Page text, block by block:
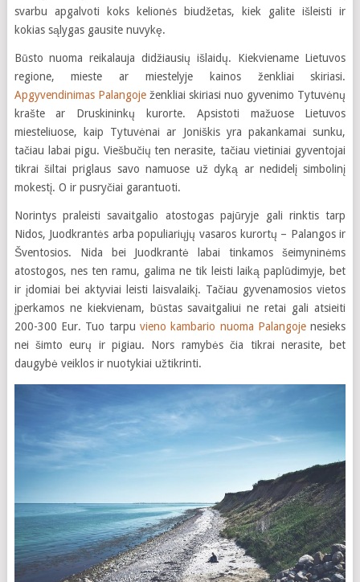
svarbu apgalvoti koks kelionės biudžetas, kiek galite išleisti ir
kokias sąlygas gausite nuvykę.
Būsto nuoma reikalauja didžiausių išlaidų. Kiekviename Lietuvos
regione, mieste ar miestelyje kainos ženkliai skiriasi.
Apgyvendinimas Palangoježenkliai skiriasi nuo gyvenimo Tytuvėnų
krašte ar Druskininkų kurorte. Apsistoti mažuose Lietuvos
miesteliuose, kaip Tytuvėnai ar Joniškis yra pakankamai sunku,
tačiau labai pigu. Viešbučių ten nerasite, tačiau vietiniai gyventojai
tikrai šiltai priglaus savo namuose už dyką ar nedidelį simbolinį
mokestį. O ir pusryčiai garantuoti.
Norintys praleisti savaitgalio atostogas pajūryje gali rinktis tarp
Nidos, Juodkrantės arba populiariųjų vasaros kurortų – Palangos ir
Šventosios. Nida bei Juodkrantė labai tinkamos šeimyninėms
atostogos, nes ten ramu, galima ne tik leisti laiką paplūdimyje, bet
ir įdomiai bei aktyviai leisti laisvalaikį. Tačiau gyvenamosios vietos
įperkamos ne kiekvienam, būstas savaitgaliui ne retai gali atsieiti
200-300 Eur. Tuo tarpu vieno kambario nuoma Palangoje nesieks
nei šimto eurų ir pigiau. Nors ramybės čia tikrai nerasite, bet
daugybė veiklos ir nuotykiai užtikrinti.